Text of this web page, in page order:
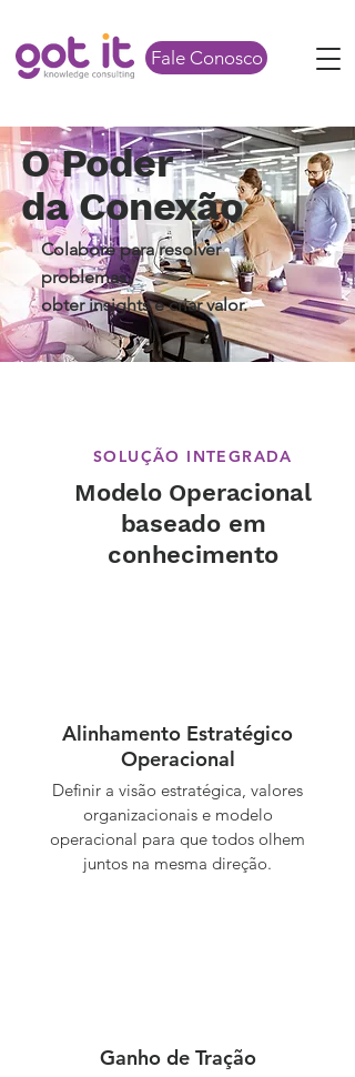
Fale Conosco
O Poder
da Conexão
Colabore para resolver
problemas,
obter insights e criar valor.
SOLUÇÃO INTEGRADA
Modelo Operacional
baseado em
conhecimento
Alinhamento Estratégico
Operacional
Definir a visão estratégica, valores
organizacionais e modelo
operacional para que todos olhem
juntos na mesma direção.
Ganho de Tração